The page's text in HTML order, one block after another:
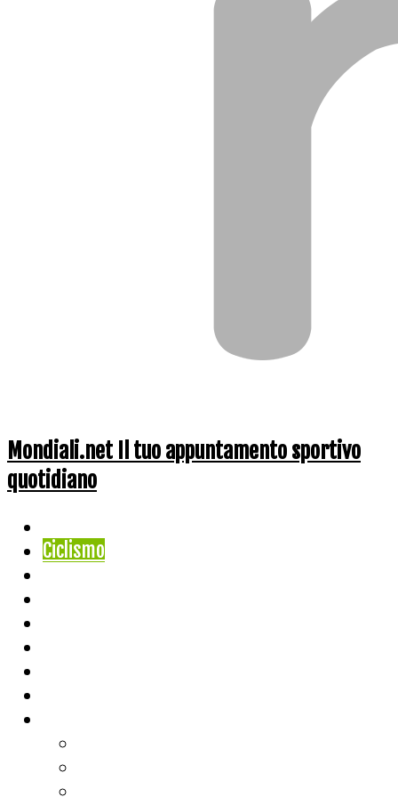
Mondiali.net Il tuo appuntamento sportivo
quotidiano
Ciclismo